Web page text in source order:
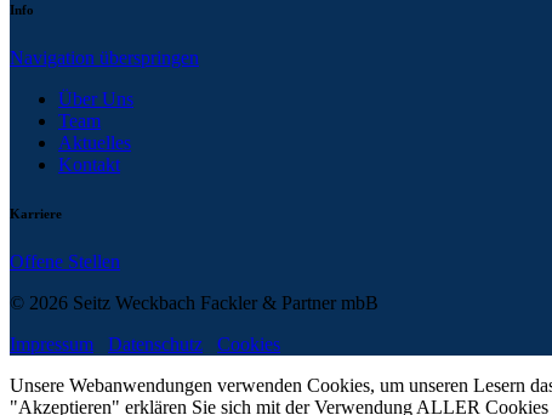
Info
Navigation überspringen
Über Uns
Team
Aktuelles
Kontakt
Karriere
Offene Stellen
© 2026 Seitz Weckbach Fackler & Partner mbB
Impressum
Datenschutz
Cookies
Unsere Webanwendungen verwenden Cookies, um unseren Lesern
"Akzeptieren" erklären Sie sich mit der Verwendung ALLER Cookies